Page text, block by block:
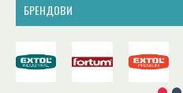
БРЕНДОВИ